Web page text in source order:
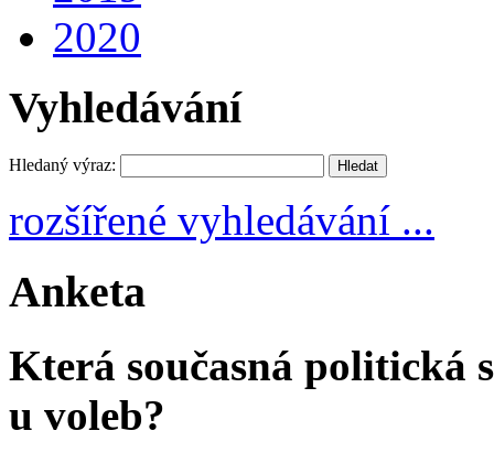
2020
Vyhledávání
Hledaný výraz:
rozšířené vyhledávání ...
Anketa
Která současná politická
u voleb?